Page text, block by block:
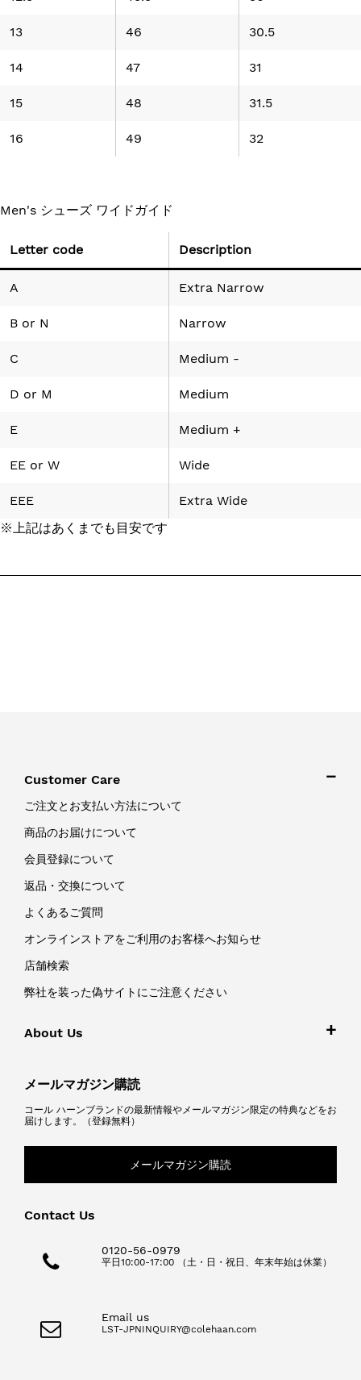
13 46 30.5
14 47 31
15 48 31.5
16 49 32
Men's シューズ ワイドガイド
Letter code Description
A Extra Narrow
B or N Narrow
C Medium -
D or M Medium
E Medium +
EE or W Wide
EEE
Extra Wide
※上記はあくまでも目安です
Customer Care
ご注文とお支払い方法について
商品のお届けについて
会員登録について
返品・交換について
よくあるご質問
オンラインストアをご利用のお客様へお知らせ
店舗検索
弊社を装った偽サイトにご注意ください
About Us
メールマガジン購読
コール ハーンブランドの最新情報やメールマガジン限定の特典などをお
届けします。（登録無料）
メールマガジン購読
Contact Us
0120-56-0979
平日10:00-17:00 （土・日・祝日、年末年始は休業）
Email us
LST-JPNINQUIRY@colehaan.com